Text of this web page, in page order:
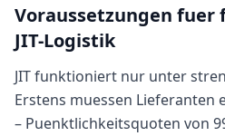
Voraussetzungen
JIT-Logistik
JIT funktioniert nur unter
Erstens muessen Lieferanten
– Puenktlichkeitsquoten von